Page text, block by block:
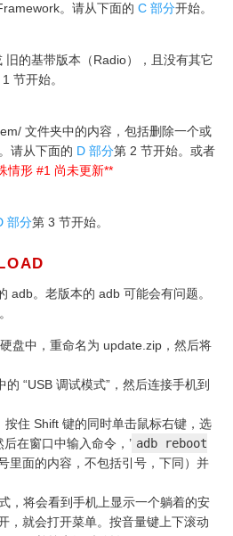
。请从下面的C 部分开始。
旧的基带版本（Radio），且没有其它
节开始。
文件夹中的内容，包括删除一个或
请从下面的 D 部分第 2 节开始。或者
情形 #1 尚未更新**
部分第 3 节开始。
adb。老版本的 adb 可能会有问题。
盘中，重命名为 update.zip，然后将
的 “USB 调试模式”，然后连接手机到
住 Shift 键的同时单击鼠标右键，选
在窗口中输入命令，’ adb reboot
里面的内容，不包括引号，下同）并
，将会看到手机上显示一个躺着的安
，就会打开菜单。按音量键上下滚动